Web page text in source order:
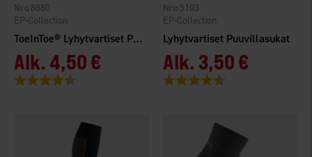
ToeInToe® Lyhytvartiset Puuvillasukat
EP-Collection
8880
Alk. 4,50 €
Arvio:
Lyhytvartiset Puuvillasukat
EP-Collection
5103
Alk. 3,50 €
Arvio: